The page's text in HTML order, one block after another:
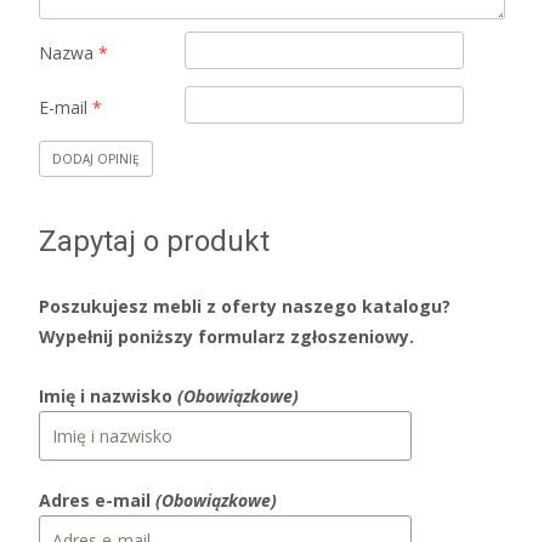
Nazwa *
E-mail *
Zapytaj o produkt
Poszukujesz mebli z oferty naszego katalogu?
Wypełnij poniższy formularz zgłoszeniowy.
Imię i nazwisko (Obowiązkowe)
Adres e-mail (Obowiązkowe)